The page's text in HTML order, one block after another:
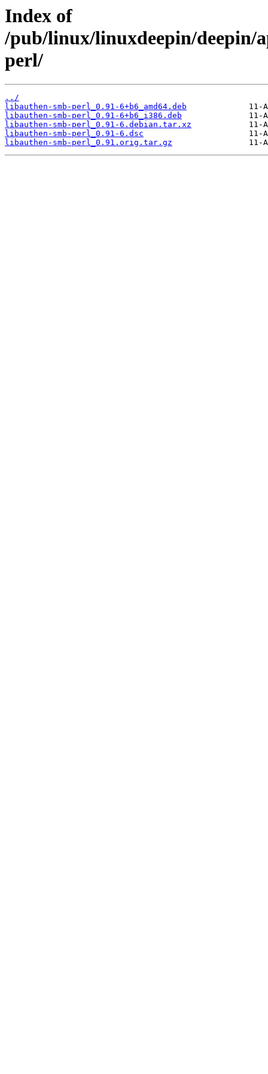
Index of
/pub/linux/linuxdeepin/deepin/
perl/
../
libauthen-smb-perl_0.91-6+b6_amd64.deb
libauthen-smb-perl_0.91-6+b6_i386.deb
libauthen-smb-perl_0.91-6.debian.tar.xz
libauthen-smb-perl_0.91-6.dsc
libauthen-smb-perl_0.91.orig.tar.gz